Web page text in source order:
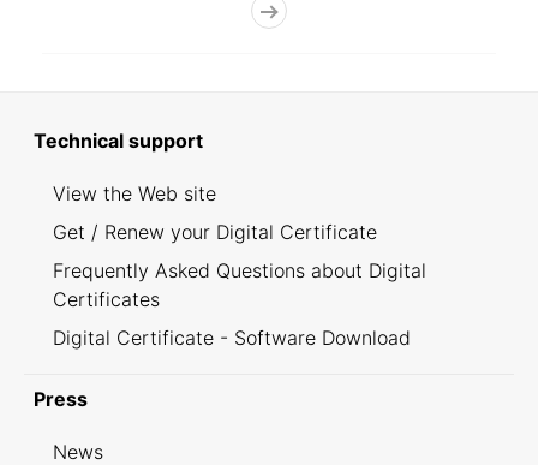
Technical support
View the Web site
Get / Renew your Digital Certificate
Frequently Asked Questions about Digital
Certificates
Digital Certificate - Software Download
Press
News